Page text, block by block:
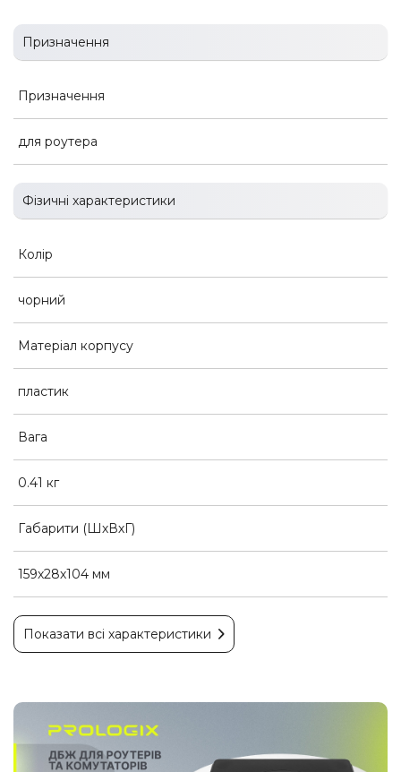
Призначення
Призначення
для роутера
Фізичні характеристики
Колір
чорний
Матеріал корпусу
пластик
Вага
0.41 кг
Габарити (ШхВхГ)
159х28х104 мм
Показати всі характеристики